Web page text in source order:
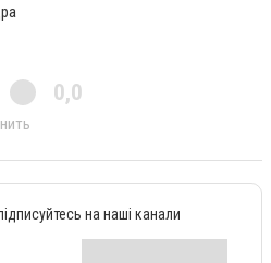
0,0
на наші канали